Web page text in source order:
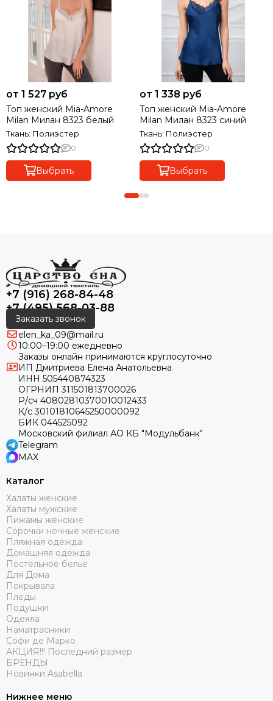
от 1 527 руб
Топ женский Mia-Amore
Milan Милан 8323 белый
Ткань: Полиэстер
0
Выбрать
от 1 338 руб
Топ женский Mia-Amore
Milan Милан 8323 синий
Ткань: Полиэстер
0
Выбрать
+7 (916) 268-84-48
+7 (495) 568-03-88
Заказать звонок
elen_ka_09@mail.ru
10:00–19:00 ежедневно
Заказы онлайн принимаются круглосуточно
ИП Дмитриева Елена Анатольевна
ИНН 505440874323
ОГРНИП 311501813700026
Р/сч 40802810370010012433
К/с 30101810645250000092
БИК 044525092
Московский филиал АО КБ "Модульбанк"
Telegram
MAX
Каталог
Халаты женские
Халаты мужские
Пижамы женские
Сорочки ночные женские
Пляжная одежда
Домашняя одежда
Постельное белье
Для Дома
Покрывала
Пледы
Подушки
Одеяла
Наматрасники
Софи де Марко
АКЦИЯ!!! Последний размер
БРЕНДЫ
Новинки Asabella
Нижнее меню